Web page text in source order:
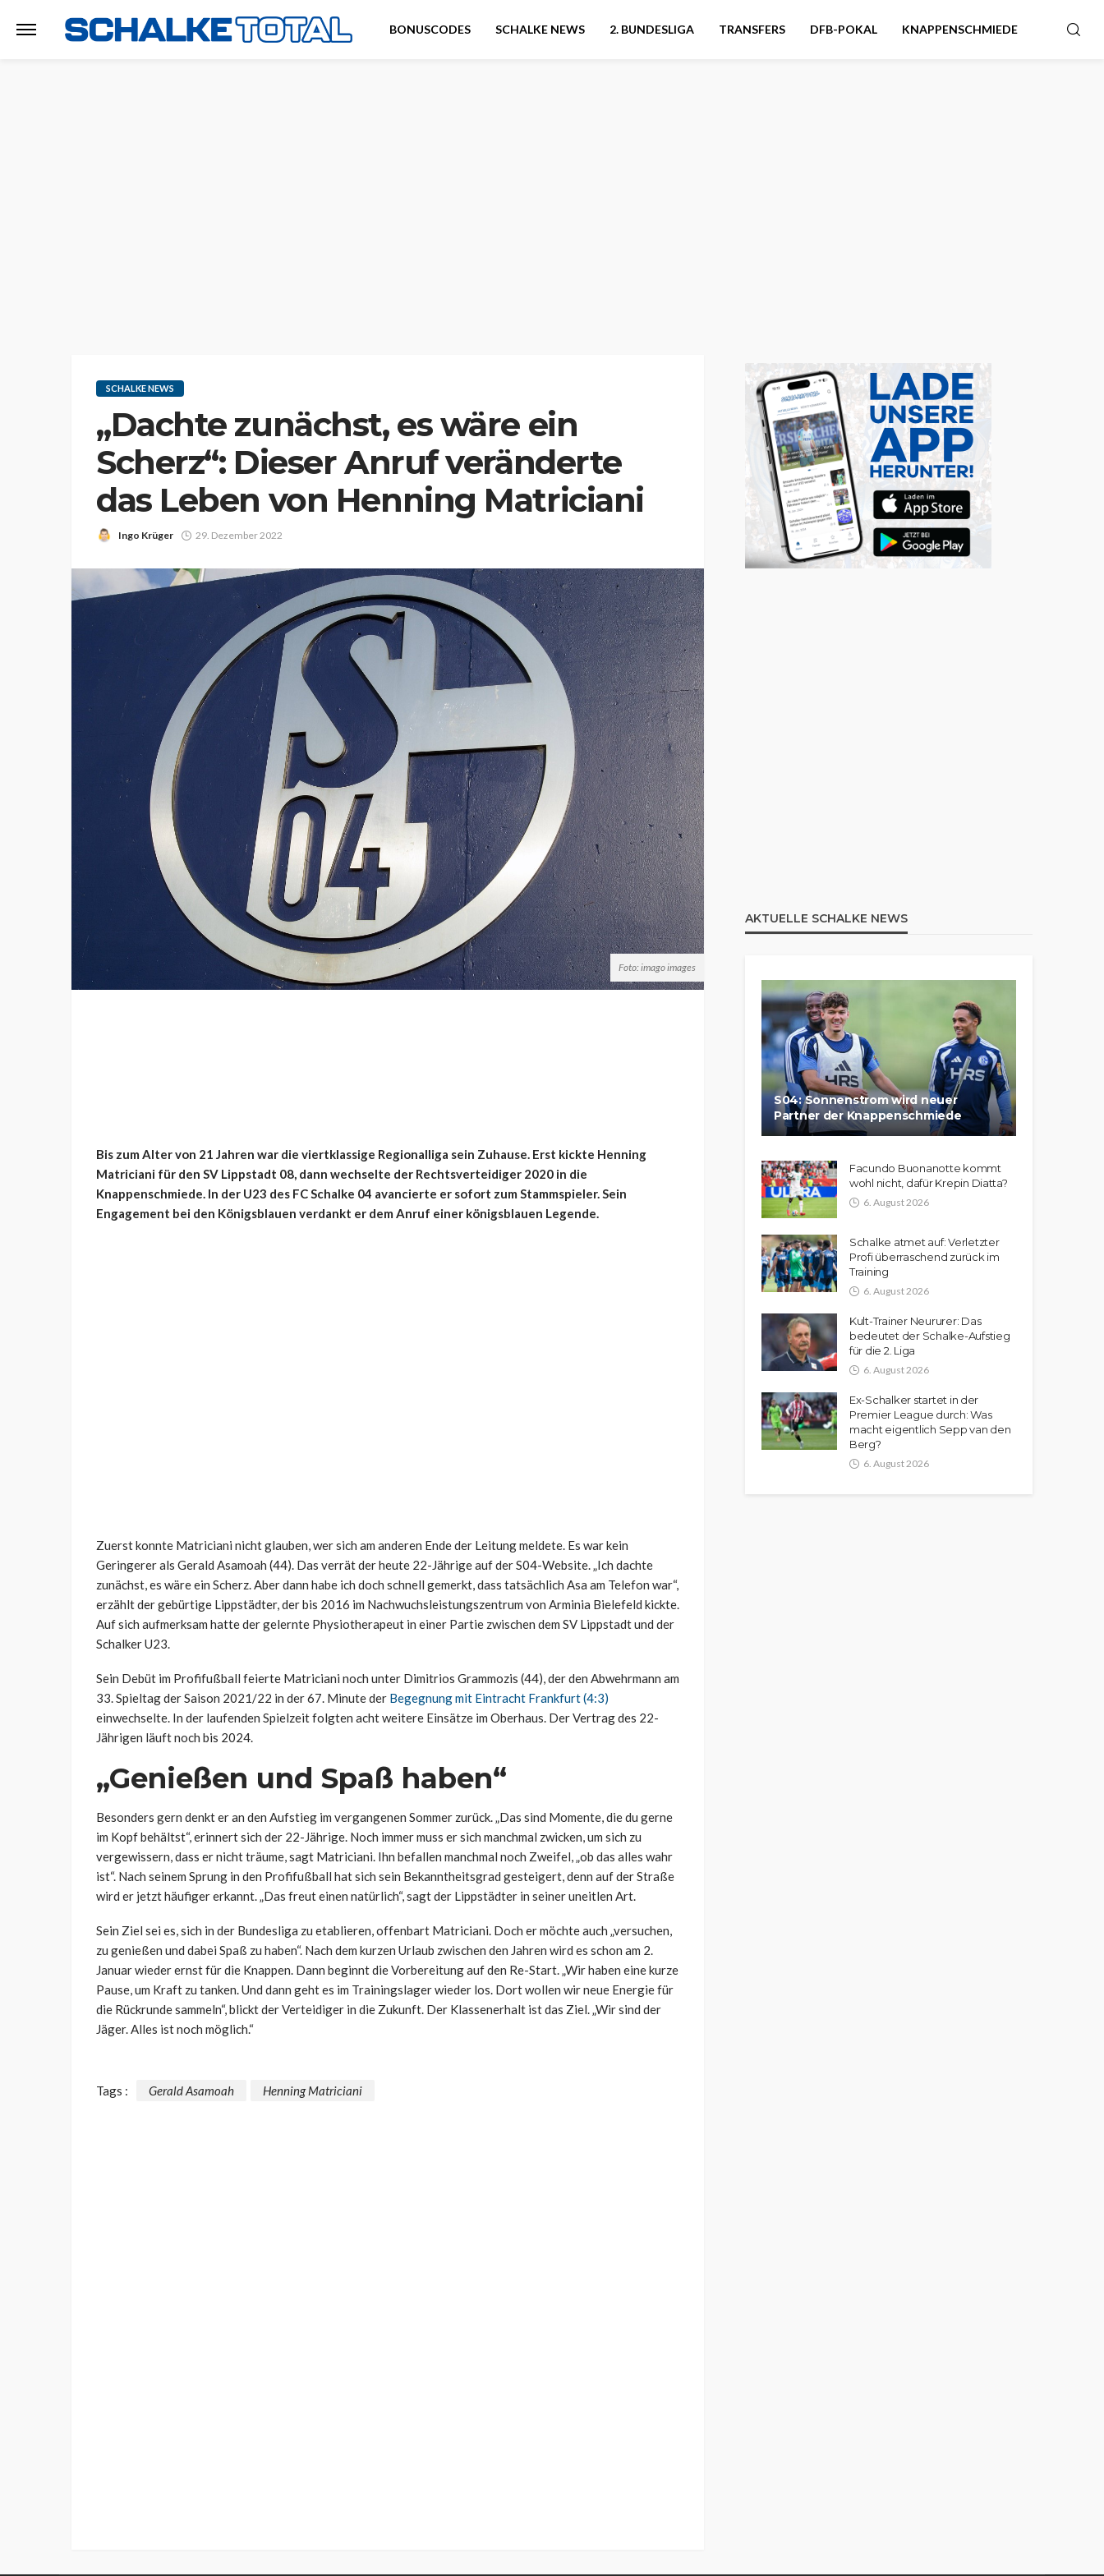
BONUSCODES SCHALKE NEWS 2. BUNDESLIGA TRANSFERS DFB-POKAL KNAPPENSCHMIEDE
SCHALKE NEWS
„Dachte zunächst, es wäre ein
Scherz“: Dieser Anruf veränderte
das Leben von Henning Matriciani
Ingo Krüger 29. Dezember 2022
Foto: imago images
Bis zum Alter von 21 Jahren war die viertklassige Regionalliga sein Zuhause. Erst kickte Henning
Matriciani für den SV Lippstadt 08, dann wechselte der Rechtsverteidiger 2020 in die
Knappenschmiede. In der U23 des FC Schalke 04 avancierte er sofort zum Stammspieler. Sein
Engagement bei den Königsblauen verdankt er dem Anruf einer königsblauen Legende.
Zuerst konnte Matriciani nicht glauben, wer sich am anderen Ende der Leitung meldete. Es war kein
Geringerer als Gerald Asamoah (44). Das verrät der heute 22-Jährige auf der S04-Website. „Ich dachte
zunächst, es wäre ein Scherz. Aber dann habe ich doch schnell gemerkt, dass tatsächlich Asa am Telefon war“,
erzählt der gebürtige Lippstädter, der bis 2016 im Nachwuchsleistungszentrum von Arminia Bielefeld kickte.
Auf sich aufmerksam hatte der gelernte Physiotherapeut in einer Partie zwischen dem SV Lippstadt und der
Schalker U23.
Sein Debüt im Profifußball feierte Matriciani noch unter Dimitrios Grammozis (44), der den Abwehrmann am
33. Spieltag der Saison 2021/22 in der 67. Minute der Begegnung mit Eintracht Frankfurt (4:3)
einwechselte. In der laufenden Spielzeit folgten acht weitere Einsätze im Oberhaus. Der Vertrag des 22-
Jährigen läuft noch bis 2024.
„Genießen und Spaß haben“
Besonders gern denkt er an den Aufstieg im vergangenen Sommer zurück. „Das sind Momente, die du gerne
im Kopf behältst“, erinnert sich der 22-Jährige. Noch immer muss er sich manchmal zwicken, um sich zu
vergewissern, dass er nicht träume, sagt Matriciani. Ihn befallen manchmal noch Zweifel, „ob das alles wahr
ist“. Nach seinem Sprung in den Profifußball hat sich sein Bekanntheitsgrad gesteigert, denn auf der Straße
wird er jetzt häufiger erkannt. „Das freut einen natürlich“, sagt der Lippstädter in seiner uneitlen Art.
Sein Ziel sei es, sich in der Bundesliga zu etablieren, offenbart Matriciani. Doch er möchte auch „versuchen,
zu genießen und dabei Spaß zu haben“. Nach dem kurzen Urlaub zwischen den Jahren wird es schon am 2.
Januar wieder ernst für die Knappen. Dann beginnt die Vorbereitung auf den Re-Start. „Wir haben eine kurze
Pause, um Kraft zu tanken. Und dann geht es im Trainingslager wieder los. Dort wollen wir neue Energie für
die Rückrunde sammeln“, blickt der Verteidiger in die Zukunft. Der Klassenerhalt ist das Ziel. „Wir sind der
Jäger. Alles ist noch möglich.“
Tags : Gerald Asamoah Henning Matriciani
AKTUELLE SCHALKE NEWS
S04: Sonnenstrom wird neuer
Partner der Knappenschmiede
Facundo Buonanotte kommt
wohl nicht, dafür Krepin Diatta?
6. August 2026
Schalke atmet auf: Verletzter
Profi überraschend zurück im
Training
6. August 2026
Kult-Trainer Neururer: Das
bedeutet der Schalke-Aufstieg
für die 2. Liga
6. August 2026
Ex-Schalker startet in der
Premier League durch: Was
macht eigentlich Sepp van den
Berg?
6. August 2026